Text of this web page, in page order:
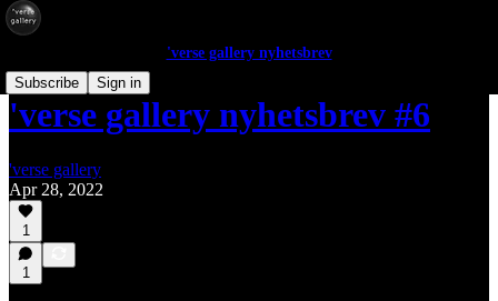
'verse gallery nyhetsbrev
Subscribe
Sign in
'verse gallery nyhetsbrev #6
'verse gallery
Apr 28, 2022
1
1